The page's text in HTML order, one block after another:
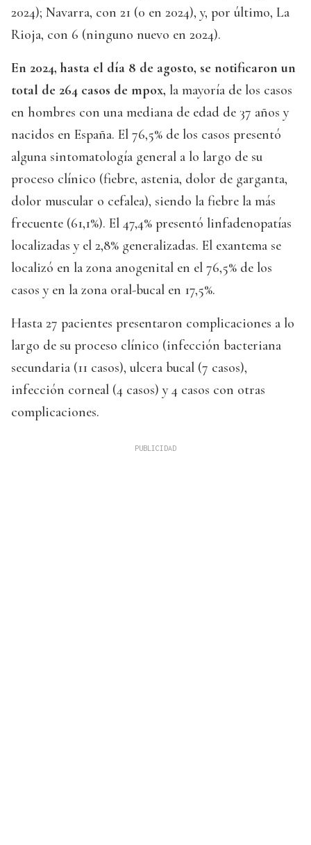
2024); Navarra, con 21 (0 en 2024), y, por último, La
Rioja, con 6 (ninguno nuevo en 2024).
En 2024, hasta el día 8 de agosto, se notificaron un
total de 264 casos de mpox, la mayoría de los casos
en hombres con una mediana de edad de 37 años y
nacidos en España. El 76,5% de los casos presentó
alguna sintomatología general a lo largo de su
proceso clínico (fiebre, astenia, dolor de garganta,
dolor muscular o cefalea), siendo la fiebre la más
frecuente (61,1%). El 47,4% presentó linfadenopatías
localizadas y el 2,8% generalizadas. El exantema se
localizó en la zona anogenital en el 76,5% de los
casos y en la zona oral-bucal en 17,5%.
Hasta 27 pacientes presentaron complicaciones a lo
largo de su proceso clínico (infección bacteriana
secundaria (11 casos), ulcera bucal (7 casos),
infección corneal (4 casos) y 4 casos con otras
complicaciones.